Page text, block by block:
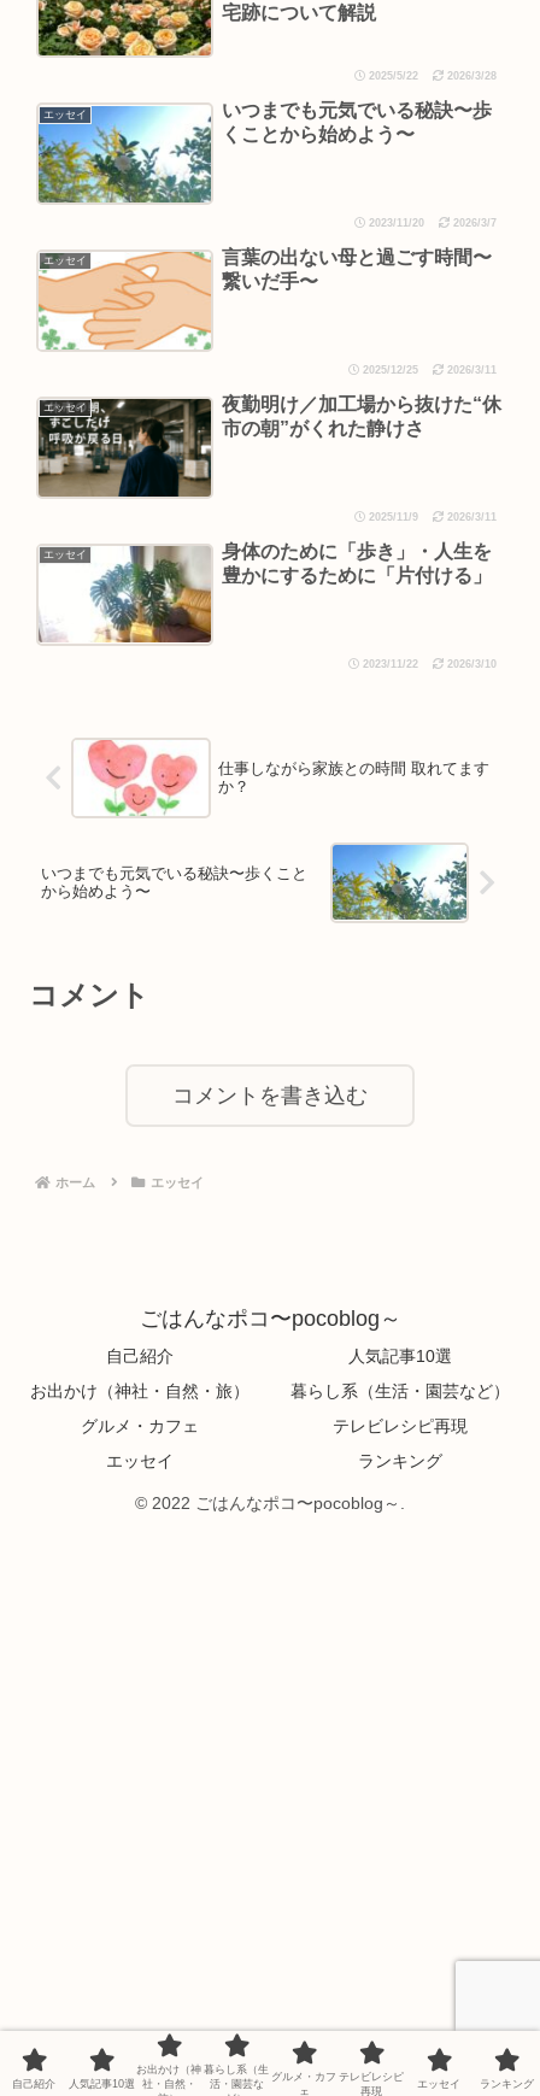
宅跡について解説
2025/5/22 2026/3/28
エッセイ
いつまでも元気でいる秘訣〜歩
くことから始めよう〜
2023/11/20 2026/3/7
エッセイ
言葉の出ない母と過ごす時間〜
繋いだ手〜
2025/12/25 2026/3/11
エッセイ
夜勤明け／加工場から抜けた“休
市の朝”がくれた静けさ
2025/11/9 2026/3/11
エッセイ
身体のために「歩き」・人生を
豊かにするために「片付ける」
2023/11/22 2026/3/10
仕事しながら家族との時間 取れてます
か？
いつまでも元気でいる秘訣〜歩くこと
から始めよう〜
コメント
コメントを書き込む
ホーム エッセイ
ごはんなポコ〜pocoblog～
自己紹介
人気記事10選
お出かけ（神社・自然・旅）
暮らし系（生活・園芸など）
グルメ・カフェ
テレビレシピ再現
エッセイ
ランキング
© 2022 ごはんなポコ〜pocoblog～.
自己紹介 人気記事10選
お出かけ（神
社・自然・
暮らし系（生
活・園芸な
グルメ・カフ
ェ
テレビレシピ
再現
エッセイ ランキング